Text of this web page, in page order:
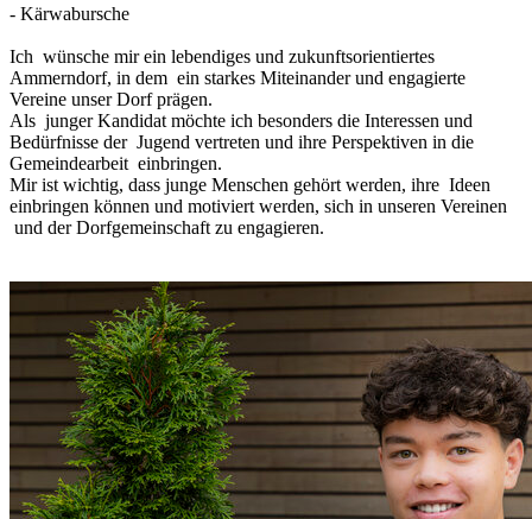
- ⁠Kärwabursche
Ich wünsche mir ein lebendiges und zukunftsorientiertes
Ammerndorf, in dem ein starkes Miteinander und engagierte
Vereine unser Dorf prägen.
Als junger Kandidat möchte ich besonders die Interessen und
Bedürfnisse der Jugend vertreten und ihre Perspektiven in die
Gemeindearbeit einbringen.
Mir ist wichtig, dass junge Menschen gehört werden, ihre Ideen
einbringen können und motiviert werden, sich in unseren Vereinen
und der Dorfgemeinschaft zu engagieren.